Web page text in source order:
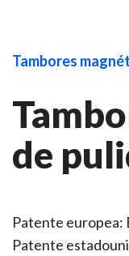
Tambores
de
Patente europea:
Patente